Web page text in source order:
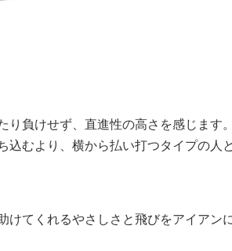
り負けせず、直進性の高さを感じます
込むより、横から払い打つタイプの人
けてくれるやさしさと飛びをアイアン